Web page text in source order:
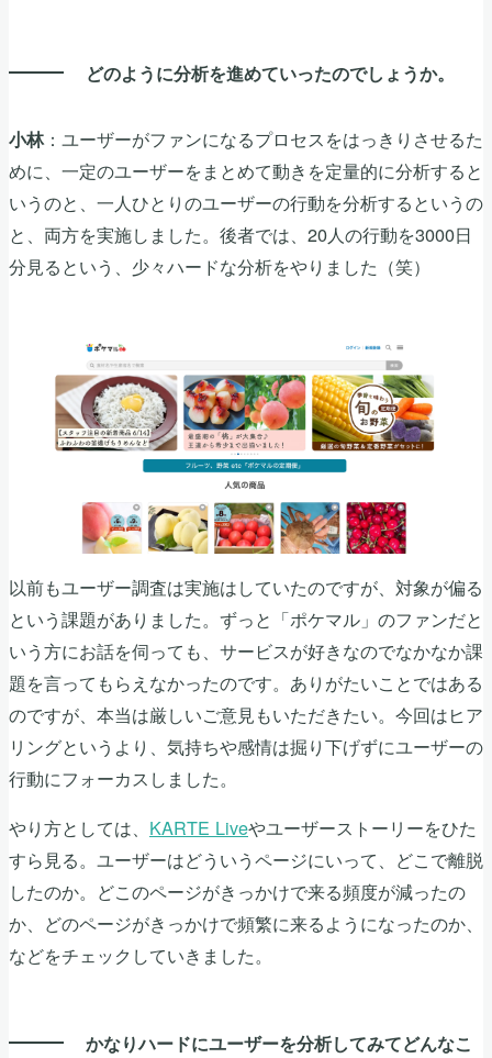
どのように分析を進めていったのでしょうか。
小林：ユーザーがファンになるプロセスをはっきりさせるた
めに、一定のユーザーをまとめて動きを定量的に分析すると
いうのと、一人ひとりのユーザーの行動を分析するというの
と、両方を実施しました。後者では、20人の行動を3000日
分見るという、少々ハードな分析をやりました（笑）
以前もユーザー調査は実施はしていたのですが、対象が偏る
という課題がありました。ずっと「ポケマル」のファンだと
いう方にお話を伺っても、サービスが好きなのでなかなか課
題を言ってもらえなかったのです。ありがたいことではある
のですが、本当は厳しいご意見もいただきたい。今回はヒア
リングというより、気持ちや感情は掘り下げずにユーザーの
行動にフォーカスしました。
やり方としては、 KARTE Liveやユーザーストーリーをひた
すら見る。ユーザーはどういうページにいって、どこで離脱
したのか。どこのページがきっかけで来る頻度が減ったの
か、どのページがきっかけで頻繁に来るようになったのか、
などをチェックしていきました。
かなりハードにユーザーを分析してみてどんなこ